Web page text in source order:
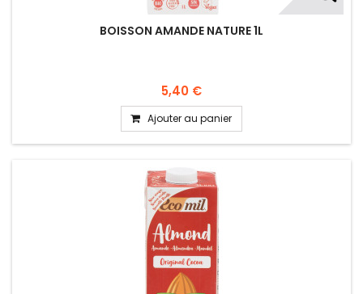
BOISSON AMANDE NATURE 1L
5,40 €
Ajouter au panier